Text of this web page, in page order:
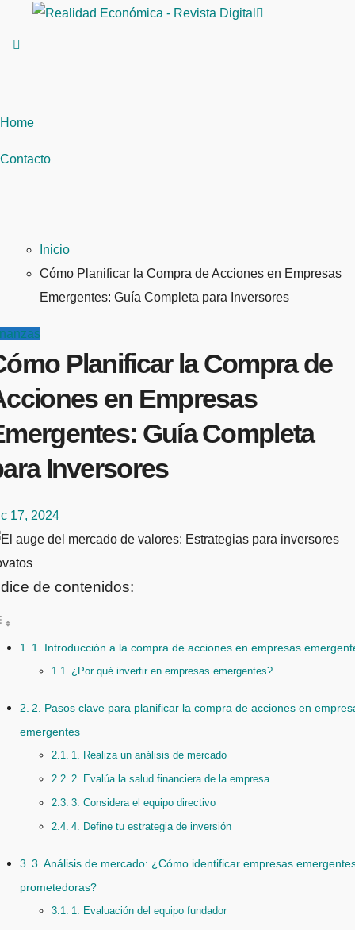
Home
Contacto
Inicio
Cómo Planificar la Compra de Acciones en Empresas
Emergentes: Guía Completa para Inversores
Planificar la Compra de
en Empresas
Guía Completa
Inversores
17, 2024
de contenidos:
1. Introducción a la compra de acciones en empresas
¿Por qué invertir en empresas emergentes?
2. Pasos clave para planificar la compra de acciones en
emergentes
1. Realiza un análisis de mercado
2. Evalúa la salud financiera de la empresa
3. Considera el equipo directivo
4. Define tu estrategia de inversión
3. Análisis de mercado: ¿Cómo identificar empresas
prometedoras?
1. Evaluación del equipo fundador